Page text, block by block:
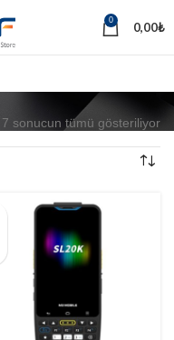
0 0,00₺
7 sonucun tümü gösteriliyor